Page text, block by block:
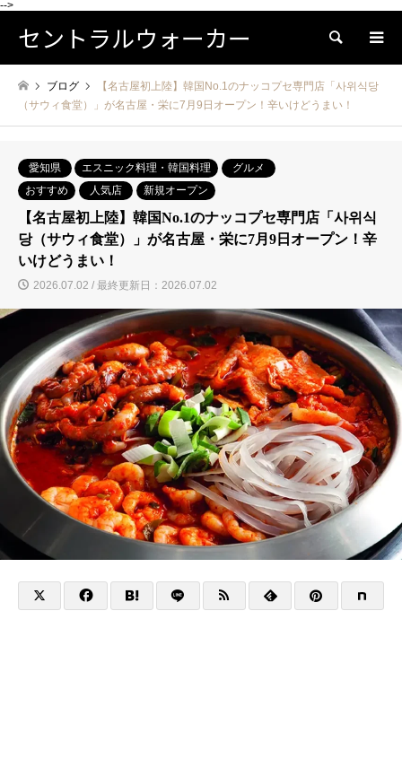
-->
セントラルウォーカー 検索
ブログ
【名古屋初上陸】韓国No.1のナッコプセ専門店「사위식당
（サウィ食堂）」が名古屋・栄に7月9日オープン！辛いけどうまい！
愛知県 エスニック料理・韓国料理
グルメ
おすすめ
人気店 新規オープン
【名古屋初上陸】韓国No.1のナッコプセ専門店「사위식
당（サウィ食堂）」が名古屋・栄に7月9日オープン！辛
いけどうまい！
2026.07.02 / 最終更新日：2026.07.02